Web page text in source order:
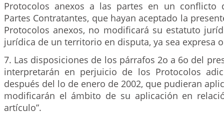
Protocolos anexos a las partes en un conflicto
Partes Contratantes, que hayan aceptado la
Protocolos anexos, no modificará su estatuto
jurídica de un territorio en disputa, ya sea expresa
7. Las disposiciones de los párrafos 2o a 6o del
interpretarán en perjuicio de los Protocolos
después del lo de enero de 2002, que pudieran
modificarán el ámbito de su aplicación en
artículo”.